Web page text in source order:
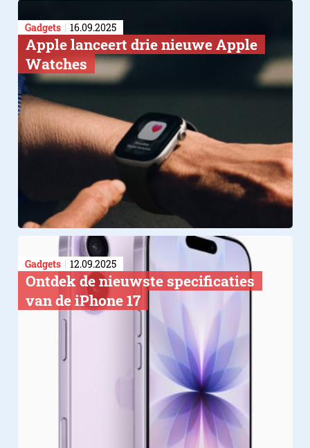
Gadgets 16.09.2025
Apple lanceert drie nieuwe Apple
Watches
Gadgets 12.09.2025
Ontdek de nieuwste specificaties
van de iPhone 17